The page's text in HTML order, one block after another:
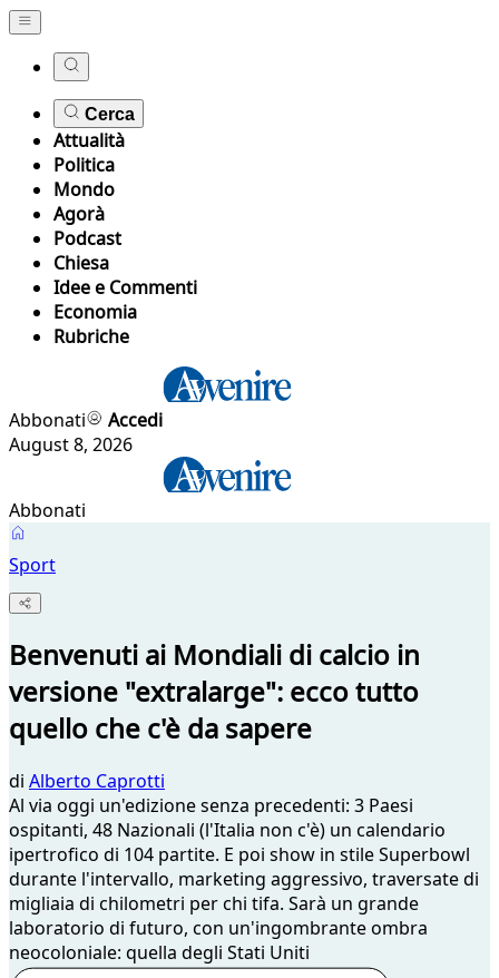
Cerca
Attualità
Politica
Mondo
Agorà
Podcast
Chiesa
Idee e Commenti
Economia
Rubriche
Abbonati
Accedi
August 8, 2026
Abbonati
Sport
Benvenuti ai Mondiali di calcio in
versione "extralarge": ecco tutto
quello che c'è da sapere
di Alberto Caprotti
Al via oggi un'edizione senza precedenti: 3 Paesi
ospitanti, 48 Nazionali (l'Italia non c'è) un calendario
ipertrofico di 104 partite. E poi show in stile Superbowl
durante l'intervallo, marketing aggressivo, traversate di
migliaia di chilometri per chi tifa. Sarà un grande
laboratorio di futuro, con un'ingombrante ombra
neocoloniale: quella degli Stati Uniti